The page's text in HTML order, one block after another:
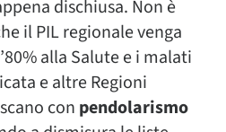
dischiusa. Non è
il PIL regionale venga
alla Salute e i malati
e altre Regioni
con pendolarismo